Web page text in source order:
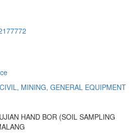
CIVIL, MINING, GENERAL EQUIPMENT
HAND BOR (SOIL SAMPLING